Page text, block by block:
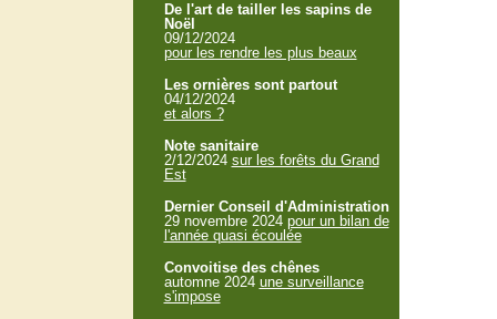
De l'art de tailler les sapins de
Noël
09/12/2024
pour les rendre les plus beaux
Les ornières sont partout
04/12/2024
et alors ?
Note sanitaire
2/12/2024 sur les forêts du Grand
Est
Dernier Conseil d'Administration
29 novembre 2024 pour un bilan de
l'année quasi écoulée
Convoitise des chênes
automne 2024 une surveillance
s'impose